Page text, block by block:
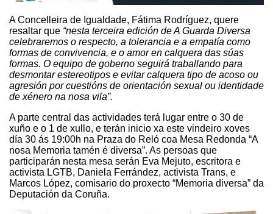
A Concelleira de Igualdade, Fátima Rodríguez, quere
resaltar que “nesta terceira edición de A Guarda Diversa
celebraremos o respecto, a tolerancia e a empatía como
formas de convivencia, e o amor en calquera das súas
formas. O equipo de goberno seguirá traballando para
desmontar estereotipos e evitar calquera tipo de acoso ou
agresión por cuestións de orientación sexual ou identidade
de xénero na nosa vila”.
A parte central das actividades terá lugar entre o 30 de
xuño e o 1 de xullo, e terán inicio xa este vindeiro xoves
día 30 ás 19:00h na Praza do Reló coa Mesa Redonda “A
nosa Memoria tamén é diversa”. As persoas que
participarán nesta mesa serán Eva Mejuto, escritora e
activista LGTB, Daniela Ferrández, activista Trans, e
Marcos López, comisario do proxecto “Memoria diversa” da
Deputación da Coruña.